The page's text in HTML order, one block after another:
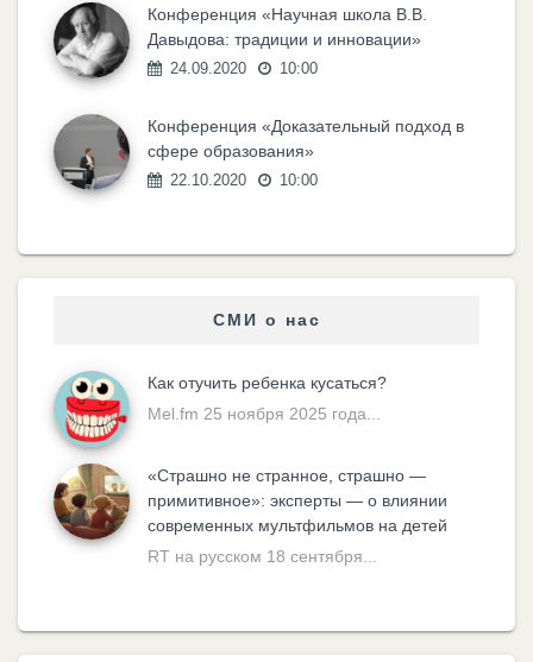
Конференция «Научная школа В.В.
Давыдова: традиции и инновации»
24.09.2020 10:00
Конференция «Доказательный подход в
сфере образования»
22.10.2020 10:00
СМИ о нас
Как отучить ребенка кусаться?
Mel.fm 25 ноября 2025 года...
«Cтрашно не странное, страшно —
примитивное»: эксперты — о влиянии
современных мультфильмов на детей
RT на русском 18 сентября...